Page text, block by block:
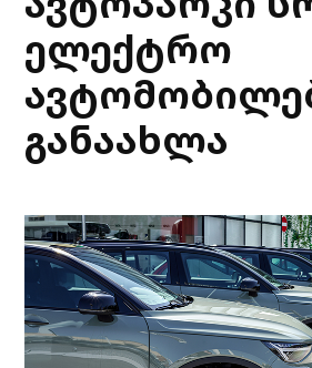
ელექტრო
განაახლა